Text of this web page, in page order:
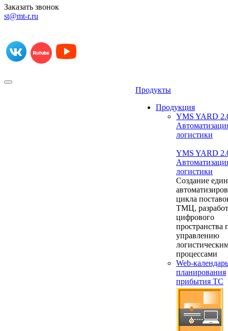
Заказать звонок
st@mt-r.ru
Продукты
Продукция
YMS YARD
логистики
YMS YARD
логистики
Создание
цикла
ТМЦ,
цифрового
пространства
управлению
процессами
Web-календарь
планирования
прибытия ТС